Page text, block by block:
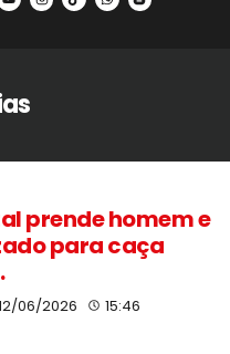
prende homem e
para caça
06/2026 15:46